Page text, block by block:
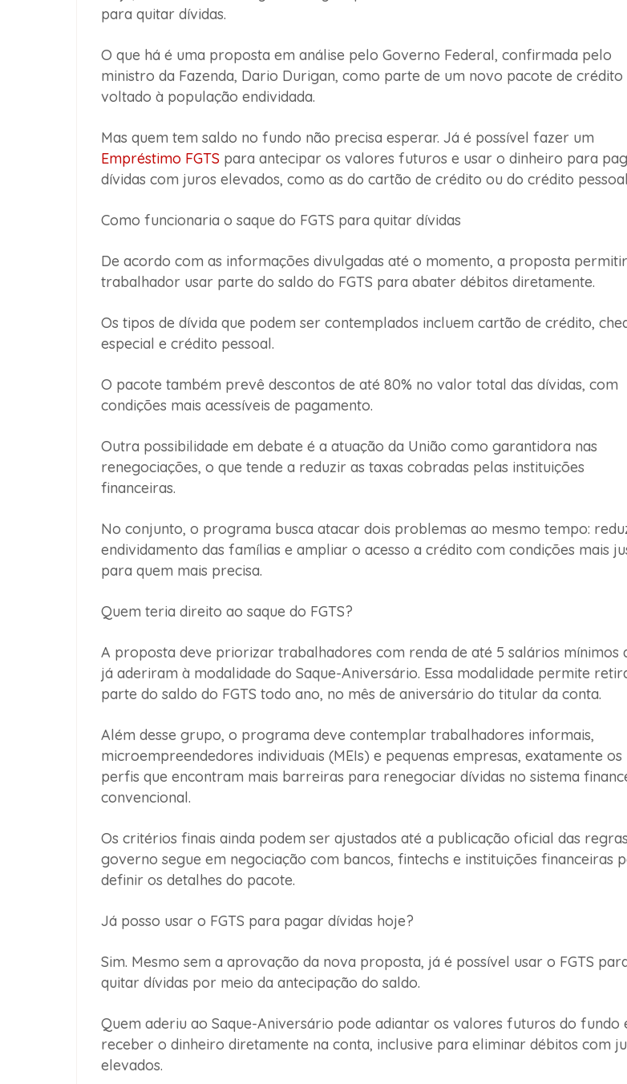
para quitar dívidas.
O que há é uma proposta em análise pelo Governo Federal, confirmada pelo
ministro da Fazenda, Dario Durigan, como parte de um novo pacote de crédito
voltado à população endividada.
Mas quem tem saldo no fundo não precisa esperar. Já é possível fazer um
Empréstimo FGTSpara antecipar os valores futuros e usar o dinheiro para
dívidas com juros elevados, como as do cartão de crédito ou do crédito
Como funcionaria o saque do FGTS para quitar dívidas
De acordo com as informações divulgadas até o momento, a proposta
trabalhador usar parte do saldo do FGTS para abater débitos diretamente.
Os tipos de dívida que podem ser contemplados incluem cartão de crédito,
especial e crédito pessoal.
O pacote também prevê descontos de até 80% no valor total das dívidas, com
condições mais acessíveis de pagamento.
Outra possibilidade em debate é a atuação da União como garantidora nas
renegociações, o que tende a reduzir as taxas cobradas pelas instituições
financeiras.
No conjunto, o programa busca atacar dois problemas ao mesmo tempo:
endividamento das famílias e ampliar o acesso a crédito com condições mais
para quem mais precisa.
Quem teria direito ao saque do FGTS?
A proposta deve priorizar trabalhadores com renda de até 5 salários mínimos
já aderiram à modalidade do Saque-Aniversário. Essa modalidade permite
parte do saldo do FGTS todo ano, no mês de aniversário do titular da conta.
Além desse grupo, o programa deve contemplar trabalhadores informais,
microempreendedores individuais (MEIs) e pequenas empresas, exatamente os
perfis que encontram mais barreiras para renegociar dívidas no sistema
convencional.
Os critérios finais ainda podem ser ajustados até a publicação oficial das
governo segue em negociação com bancos, fintechs e instituições financeiras
definir os detalhes do pacote.
Já posso usar o FGTS para pagar dívidas hoje?
Sim. Mesmo sem a aprovação da nova proposta, já é possível usar o FGTS
quitar dívidas por meio da antecipação do saldo.
Quem aderiu ao Saque-Aniversário pode adiantar os valores futuros do fundo
receber o dinheiro diretamente na conta, inclusive para eliminar débitos com
elevados.